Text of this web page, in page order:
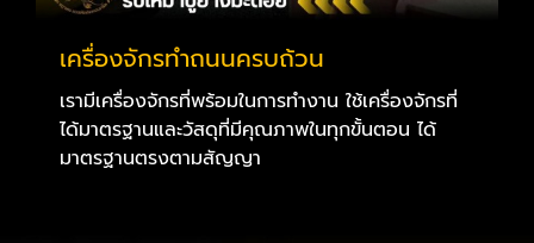
เครื่องจักรทำถนนครบถ้วน
เรามีเครื่องจักรที่พร้อมในการทำงาน ใช้เครื่องจักรที่
ได้มาตรฐานและวัสดุที่มีคุณภาพในทุกขั้นตอน ได้
มาตรฐานตรงตามสัญญา